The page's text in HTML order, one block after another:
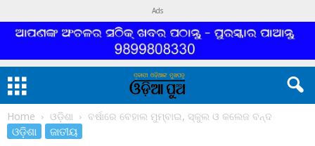
Ads
Home ଓଡ଼ିଶା ବର୍ଷାରେ ବେହାଲ ମୁମ୍ବାଇ, ସ୍କୁଲ ଓ କଲେଜ ବନ୍ଦ
ଓଡ଼ିଶା ଜାତୀୟ